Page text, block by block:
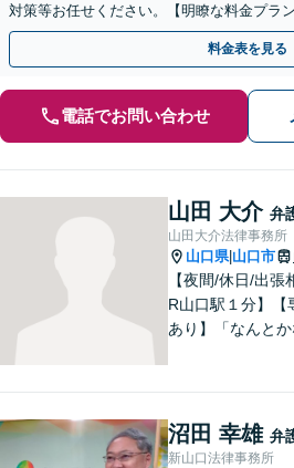
対策等お任せください。【明瞭な料金プラ
話相談可】
料金表を見る
電話でお問い合わせ
山田 大介 弁
山田大介法律事務所
山口県| 山口市
【夜間/休日/出張
R山口駅１分】【
あり】「なんとか
方はお気軽にご相
い。
沼田 幸雄 弁
新山口法律事務所